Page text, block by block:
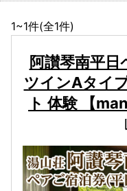
1~1件(全1件)
阿讃琴南平日
ツインAタイ
ト 体験 【